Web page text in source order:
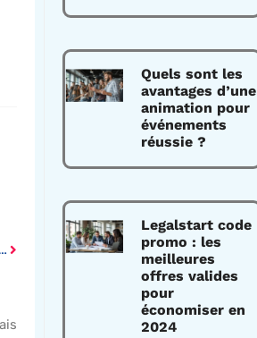
conservation des documents dans l’entreprise ?
Quels sont les
avantages d’une
animation pour
événements
réussie ?
Legalstart code
promo : les
meilleures
offres valides
pour
économiser en
2024